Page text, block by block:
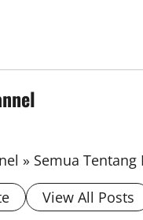
» Semua
View All Posts